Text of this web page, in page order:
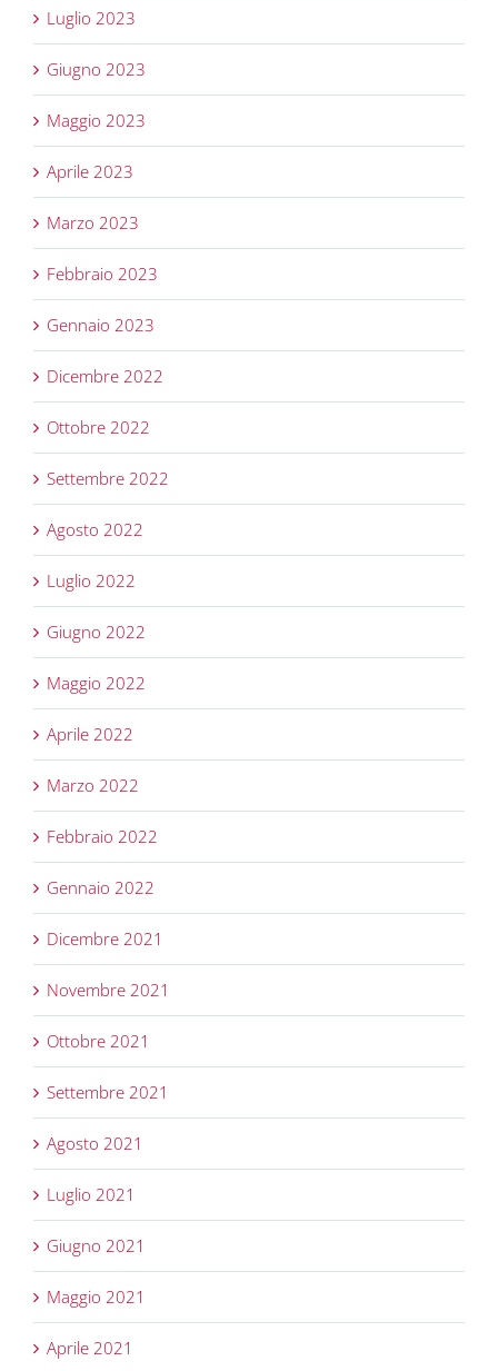
Luglio 2023
Giugno 2023
Maggio 2023
Aprile 2023
Marzo 2023
Febbraio 2023
Gennaio 2023
Dicembre 2022
Ottobre 2022
Settembre 2022
Agosto 2022
Luglio 2022
Giugno 2022
Maggio 2022
Aprile 2022
Marzo 2022
Febbraio 2022
Gennaio 2022
Dicembre 2021
Novembre 2021
Ottobre 2021
Settembre 2021
Agosto 2021
Luglio 2021
Giugno 2021
Maggio 2021
Aprile 2021